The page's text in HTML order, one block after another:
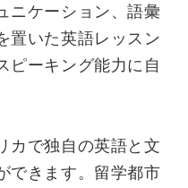
ニケーション、語彙
置いた英語レッスン
ピーキング能力に自
カで独自の英語と文
できます。留学都市